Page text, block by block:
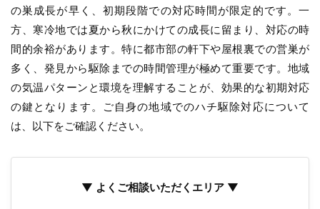
の巣成長が早く、初期段階での対応時間が限定的です。一
方、寒冷地では夏から秋にかけての成長に留まり、対応の時
間的余裕があります。特に都市部の軒下や屋根裏での営巣が
多く、発見から駆除までの時間管理が極めて重要です。地域
の気温パターンと環境を理解することが、効果的な初期対応
の鍵となります。ご自身の地域でのハチ駆除対応について
は、以下をご確認ください。
▼ よくご相談いただくエリア ▼